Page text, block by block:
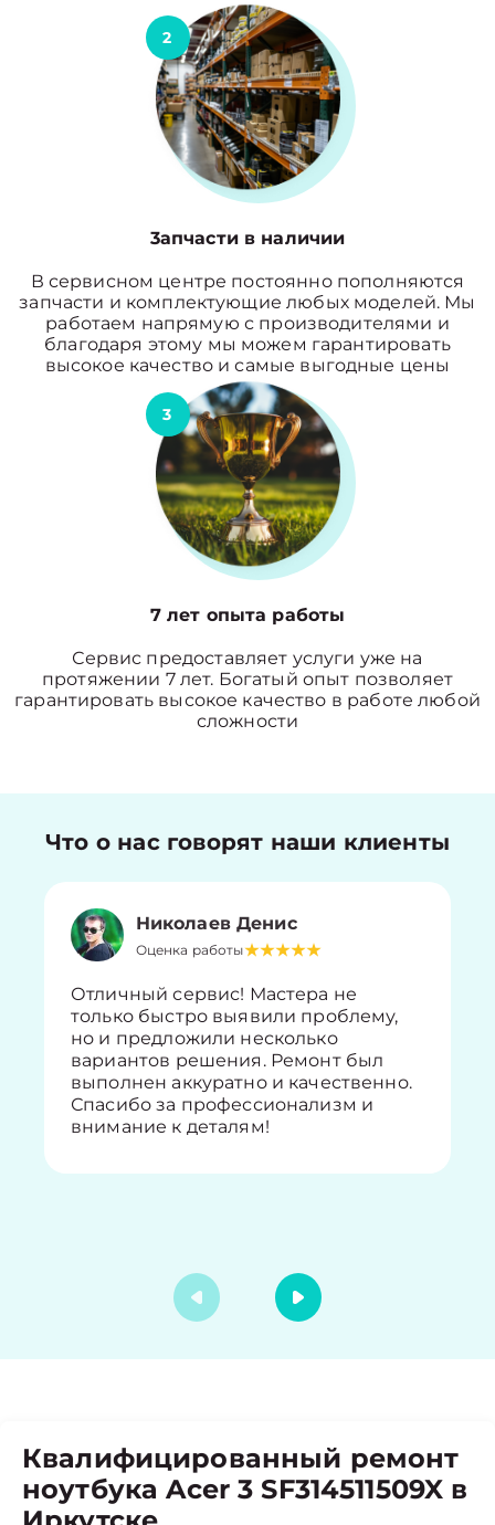
2
3апчасти в наличии
В сервисном центре постоянно пополняются
запчасти и комплектующие любых моделей. Мы
работаем напрямую с производителями и
благодаря этому мы можем гарантировать
высокое качество и самые выгодные цены
3
7 лет опыта работы
Сервис предоставляет услуги уже на
протяжении 7 лет. Богатый опыт позволяет
гарантировать высокое качество в работе любой
сложности
Что о нас говорят наши клиенты
Николаев Денис
Оценка работы
Отличный сервис! Мастера не
только быстро выявили проблему,
но и предложили несколько
вариантов решения. Ремонт был
выполнен аккуратно и качественно.
Спасибо за профессионализм и
внимание к деталям!
Квалифицированный ремонт
ноутбука Acer 3 SF314511509X в